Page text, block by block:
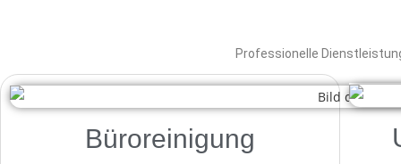
Professionelle
Büroreinigung